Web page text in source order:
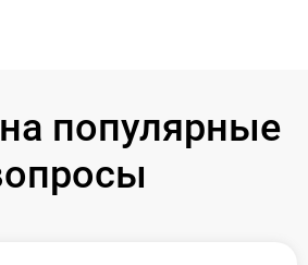
популярные